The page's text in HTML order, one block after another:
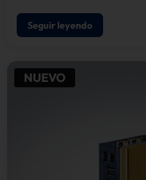
Seguir leyendo
NUEVO